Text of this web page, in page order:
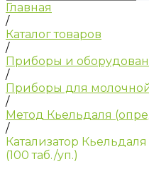
Главная
/
Каталог товаров
/
Приборы и
/
Приборы для
/
Метод Кьельдаля
/
Катализатор Кьельдаля
(100 таб./уп.)